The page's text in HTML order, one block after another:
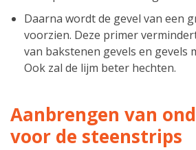
Daarna wordt de gevel van een
voorzien. Deze primer
van bakstenen gevels en gevels
Ook zal de lijm beter hechten.
Aanbrengen van
voor de steenstrips